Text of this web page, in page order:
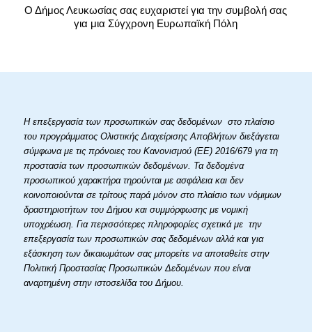
Ο Δήμος Λευκωσίας σας ευχαριστεί για την συμβολή σας
για μια Σύγχρονη Ευρωπαϊκή Πόλη
Η επεξεργασία των προσωπικών σας δεδομένων στο πλαίσιο
του προγράμματος Ολιστικής Διαχείρισης Αποβλήτων διεξάγεται
σύμφωνα με τις πρόνοιες του Κανονισμού (ΕΕ) 2016/679 για τη
προστασία των προσωπικών δεδομένων. Τα δεδομένα
προσωπικού χαρακτήρα τηρούνται με ασφάλεια και δεν
κοινοποιούνται σε τρίτους παρά μόνον στο πλαίσιο των νόμιμων
δραστηριοτήτων του Δήμου και συμμόρφωσης με νομική
υποχρέωση. Για περισσότερες πληροφορίες σχετικά με την
επεξεργασία των προσωπικών σας δεδομένων αλλά και για
εξάσκηση των δικαιωμάτων σας μπορείτε να αποταθείτε στην
Πολιτική Προστασίας Προσωπικών Δεδομένων που είναι
αναρτημένη στην ιστοσελίδα του Δήμου.